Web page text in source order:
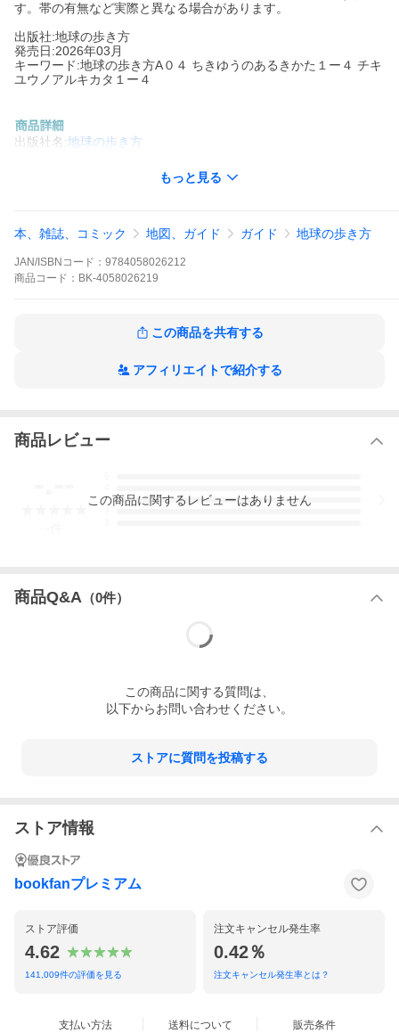
す。帯の有無など実際と異なる場合があります。
出版社:地球の歩き方
発売日:2026年03月
キーワード:地球の歩き方A０４ ちきゆうのあるきかた１ー４ チキ
ユウノアルキカタ１ー４
出版社名:地球の歩き方
芳醇な香りの銘酒を探しに蒸溜所巡礼スコッチの旅へ。道順＆解
説つき！ピーターラビットの物語の舞台を歩こう。
もっと見る
本、雑誌、コミック 地図、ガイド ガイド 地球の歩き方
JAN/ISBNコード： 9784058026212
商品 コード： BK-4058026219
この商品を共有する
アフィリエイトで紹介する
商品レビュー
3
この商品に関するレビューはありません
商品Q&A （0件）
この商品に関する質問は、
以下からお問い合わせください。
ストアに質問を投稿する
ストア情報
bookfanプレミアム
ストア評価
4.62
141,009件の評価を見る
注文キャンセル発生率
0.42％
注文キャンセル発生率とは？
支払い方法 送料について 販売条件